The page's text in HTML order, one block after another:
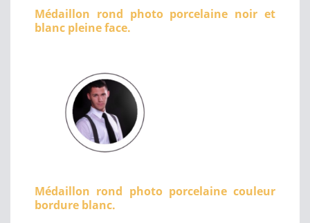
Médaillon rond photo porcelaine noir et
blanc pleine face.
Médaillon rond photo porcelaine couleur
bordure blanc.